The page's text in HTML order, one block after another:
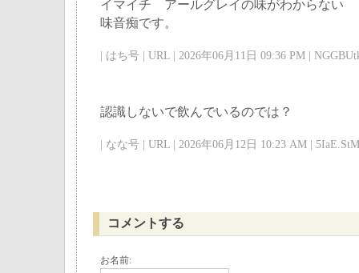
イマイチ アールグレイの味がわからない
味音痴です。
| はち号 | URL | 2026年06月11日 09:36 PM |
認識しないで飲んでいるのでは？
| なな号 | URL | 2026年06月12日 10:23 AM |
コメントする
お名前: